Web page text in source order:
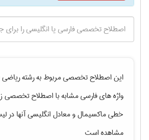
این اصطلاح تخصصی مربوط به رشتهرياضی
واژه های فارسی مشابه با اصطلاح تخصصی
خطی ماکسیمالو معادل انگلیسی آنها در
مشاهده است